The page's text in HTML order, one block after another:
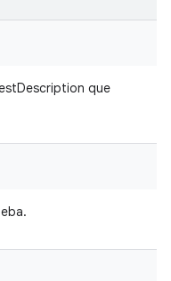
que